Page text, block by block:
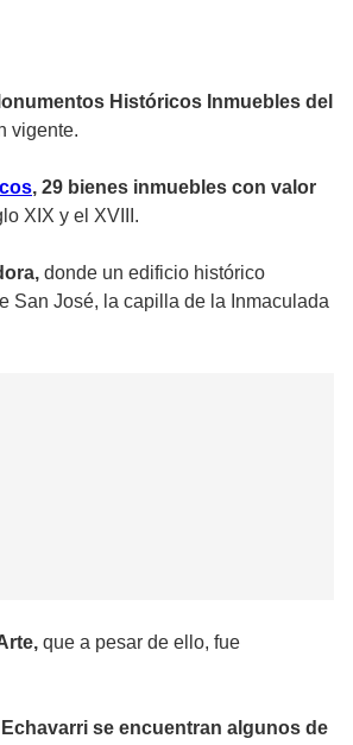
Históricos Inmuebles del
vigente.
, 29 bienes inmuebles con valor
XIX y el XVIII.
donde un edificio histórico
San José, la capilla de la Inmaculada
que a pesar de ello, fue
se encuentran algunos de